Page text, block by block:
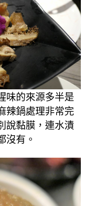
味的來源多半是
辣鍋處理非常完
說黏膜，連水漬
沒有。